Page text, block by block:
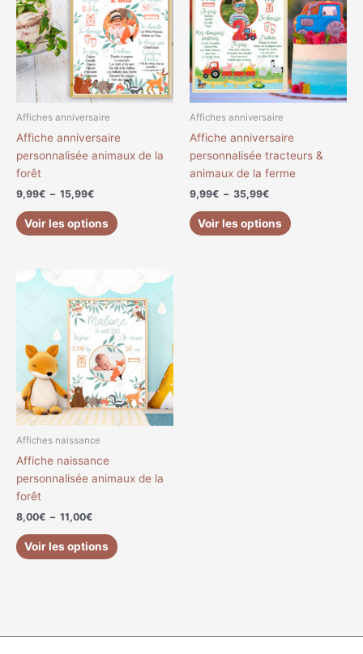
Affiches anniversaire
Affiche anniversaire
personnalisée animaux de la
forêt
9,99€ – 15,99€
à
15,99€
Voir les options
plusieurs
variations.
Les
options
peuvent
être
Affiches anniversaire
Affiche anniversaire
personnalisée tracteurs &
animaux de la ferme
9,99€ – 35,99€
à
35,99€
Voir les options
plusieurs
variations.
Les
options
peuvent
être
Affiches naissance
Affiche naissance
personnalisée animaux de la
forêt
8,00€ – 11,00€
prix :
8,00€
à
11,00€
Voir les options
produit
a
plusieurs
variations.
Les
options
peuvent
être
la